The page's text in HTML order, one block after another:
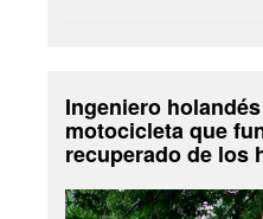
Ingeniero
motocicleta que
recuperado de los